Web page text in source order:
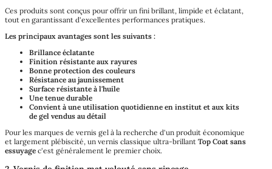
Ces produits sont conçus pour offrir un fini brillant, limpide et éclatant,
tout en garantissant d'excellentes performances pratiques.
Les principaux avantages sont les suivants :
Brillance éclatante
Finition résistante aux rayures
Bonne protection des couleurs
Résistance au jaunissement
Surface résistante à l'huile
Une tenue durable
Convient à une utilisation quotidienne en institut et aux kits
de gel vendus au détail
Pour les marques de vernis gel à la recherche d'un produit économique
et largement plébiscité, un vernis classique ultra-brillant Top Coat sans
essuyage c'est généralement le premier choix.